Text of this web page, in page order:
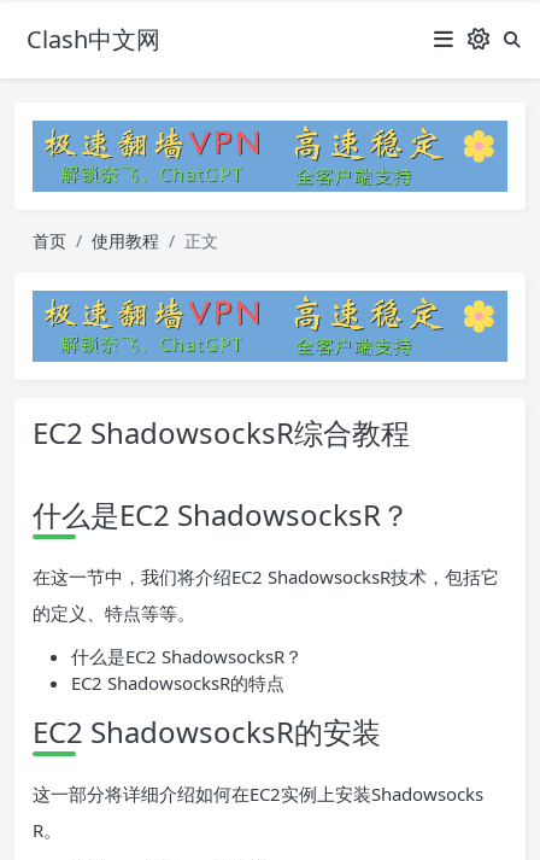
Clash中文网
首页 使用教程 正文
EC2 ShadowsocksR综合教程
什么是EC2 ShadowsocksR？
在这一节中，我们将介绍EC2 ShadowsocksR技术，包括它
的定义、特点等等。
什么是EC2 ShadowsocksR？
EC2 ShadowsocksR的特点
EC2 ShadowsocksR的安装
这一部分将详细介绍如何在EC2实例上安装Shadowsocks
R。